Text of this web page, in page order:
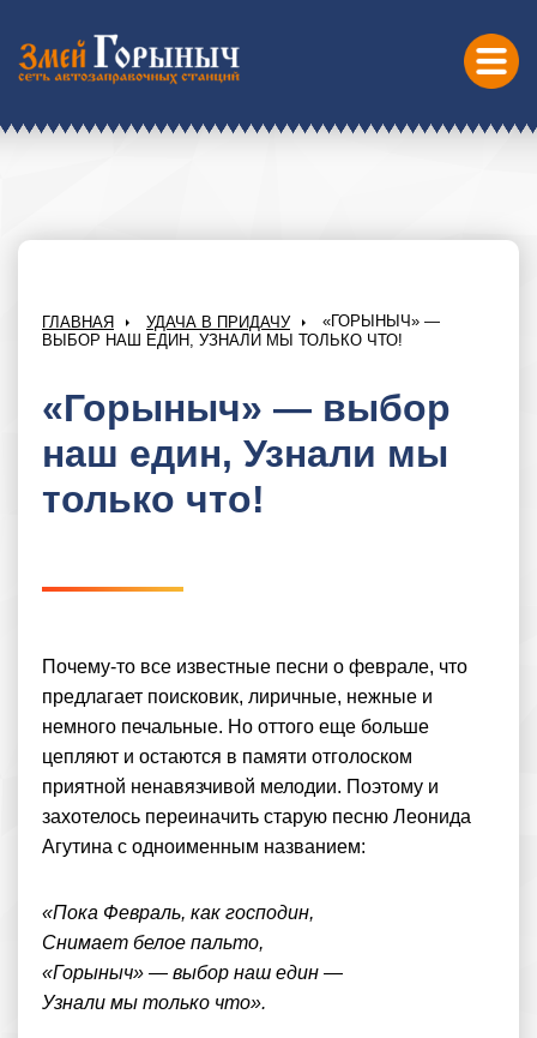
ГЛАВНАЯ УДАЧА В ПРИДАЧУ
«ГОРЫНЫЧ» —
ВЫБОР НАШ ЕДИН, УЗНАЛИ МЫ ТОЛЬКО ЧТО!
«Горыныч» — выбор
наш един, Узнали мы
только что!
Почему-то все известные песни о феврале, что
предлагает поисковик, лиричные, нежные и
немного печальные. Но оттого еще больше
цепляют и остаются в памяти отголоском
приятной ненавязчивой мелодии. Поэтому и
захотелось переиначить старую песню Леонида
Агутина с одноименным названием:
«Пока Февраль, как господин,
Снимает белое пальто,
«Горыныч» — выбор наш един —
Узнали мы только что».